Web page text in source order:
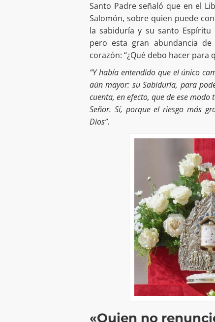
Santo Padre señaló que en el
Salomón, sobre quien puede
la sabiduría y su santo Espíritu
pero esta gran abundancia
corazón: “¿Qué debo hacer para
“Y había entendido que el único
aún mayor: su Sabiduría, para
cuenta, en efecto, que de ese
Señor. Sí, porque el riesgo más
Dios”.
«Quien no